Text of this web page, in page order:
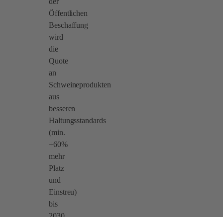
Öffentlichen
Beschaffung
wird
die
Quote
an
Schweineprodukten
aus
besseren
Haltungsstandards
(min.
+60%
mehr
Platz
und
Einstreu)
bis